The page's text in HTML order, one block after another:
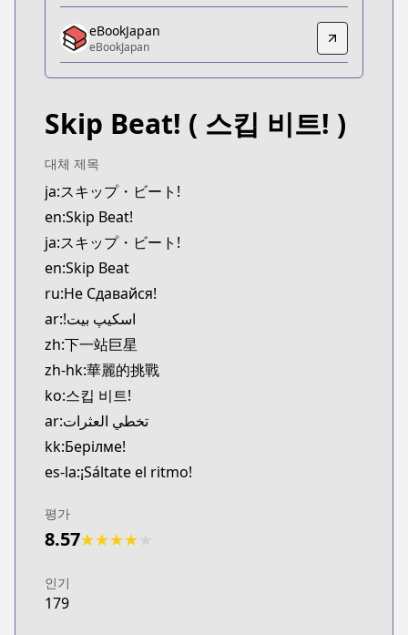
Anime-Planet
https://www.anime-planet.com/manga/skip-beat
eBookJapan
eBookJapan
Kitsu
Kitsu
https://kitsu.app/manga/1388
MangaUpdates
MangaUpdates
https://www.mangaupdates.com/
Book☆Walker
Book☆Walker
https://bookwalker.jp/series/16766/list
Official English
Official English
https://www.viz.com/skip-beat
eBookJapan
eBookJapan
Skip Beat! ( 스킵 비트! )
대체 제목
ja:スキップ・ビート!
en:Skip Beat!
ja:スキップ・ビート!
en:Skip Beat
ru:Не Сдавайся!
ar:!اسکیپ بیت
zh:下一站巨星
zh-hk:華麗的挑戰
ko:스킵 비트!
ar:تخطي العثرات
kk:Берілме!
es-la:¡Sáltate el ritmo!
평가
8.57★★★★
인기
179